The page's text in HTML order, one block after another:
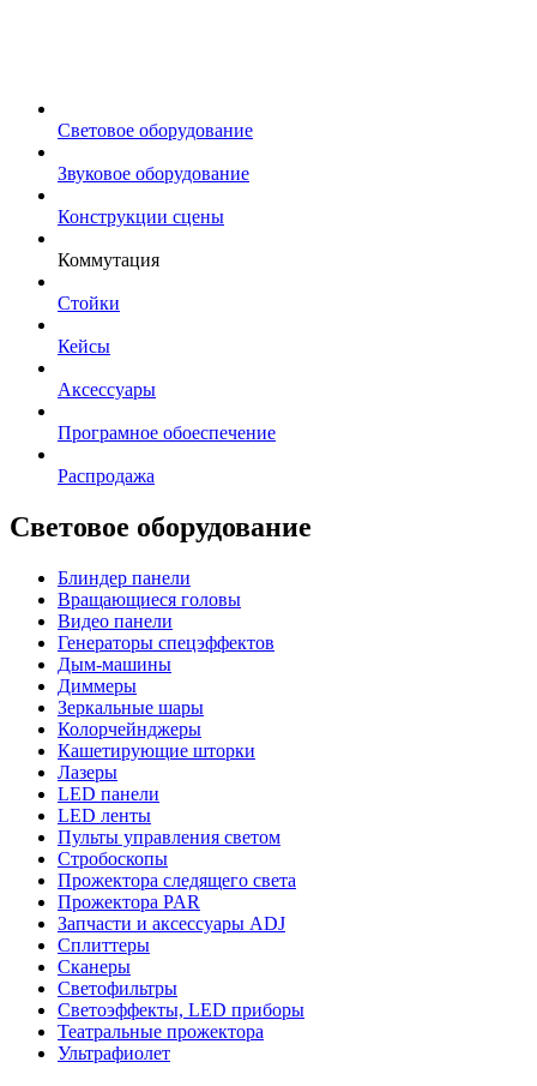
Световое оборудование
Звуковое оборудование
Конструкции сцены
Коммутация
Стойки
Кейсы
Аксессуары
Програмное обоеспечение
Распродажа
Световое оборудование
Блиндер панели
Вращающиеся головы
Видео панели
Генераторы спецэффектов
Дым-машины
Диммеры
Зеркальные шары
Колорчейнджеры
Кашетирующие шторки
Лазеры
LED панели
LED ленты
Пульты управления светом
Стробоскопы
Прожектора следящего света
Прожектора PAR
Запчасти и аксессуары ADJ
Сплиттеры
Сканеры
Светофильтры
Светоэффекты, LED приборы
Театральные прожектора
Ультрафиолет